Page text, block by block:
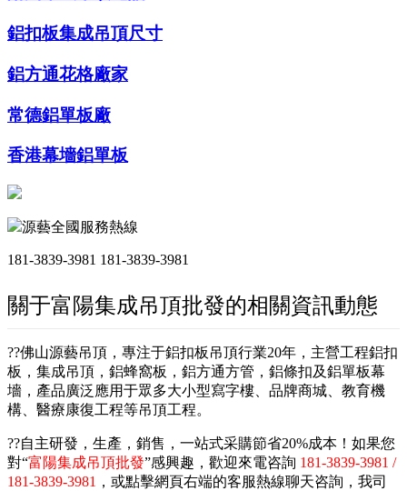
鋁扣板集成吊頂尺寸
鋁方通花格廠家
常德鋁單板廠
香港幕墻鋁單板
源藝全國服務熱線
181-3839-3981 181-3839-3981
關于富陽集成吊頂批發的相關資訊動態
??佛山源藝吊頂，專注于鋁扣板吊頂行業20年，主營工程鋁扣
板，集成吊頂，鋁蜂窩板，鋁方通方管，鋁條扣及鋁單板幕
墻，產品廣泛應用于眾多大小型寫字樓、品牌商城、教育機
構、醫療康復工程等吊頂工程。
??自主研發，生產，銷售，一站式采購節省20%成本！如果您
對“富陽集成吊頂批發”感興趣，歡迎來電咨詢 181-3839-3981 /
181-3839-3981 ，或點擊網頁右端的客服熱線聊天咨詢，我司